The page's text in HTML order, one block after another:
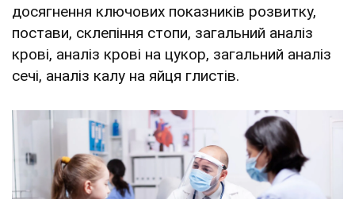
досягнення ключових показників розвитку,
постави, склепіння стопи, загальний аналіз
крові, аналіз крові на цукор, загальний аналіз
сечі, аналіз калу на яйця глистів.